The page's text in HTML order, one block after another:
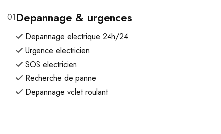
01Depannage & urgences
Depannage electrique 24h/24
Urgence electricien
SOS electricien
Recherche de panne
Depannage volet roulant